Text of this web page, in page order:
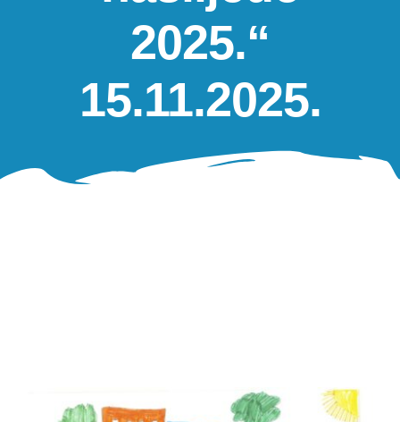
Oglasna ploča
2025.“
15.11.2025.